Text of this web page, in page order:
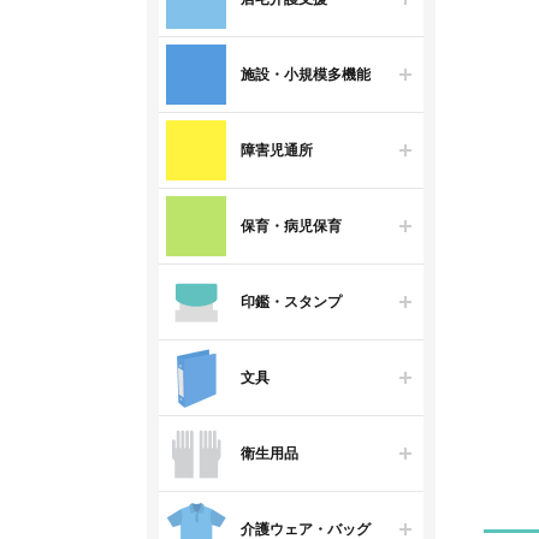
施設・小規模多機能
障害児通所
保育・病児保育
印鑑・スタンプ
文具
衛生用品
介護ウェア・バッグ